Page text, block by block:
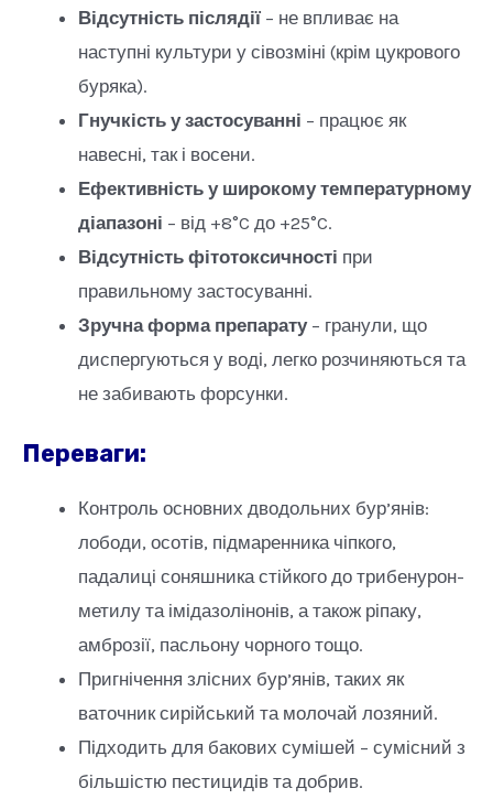
Відсутність післядії – не впливає на
наступні культури у сівозміні (крім цукрового
буряка).
Гнучкість у застосуванні – працює як
навесні, так і восени.
Ефективність у широкому температурному
діапазоні – від +8°C до +25°C.
Відсутність фітотоксичності при
правильному застосуванні.
Зручна форма препарату– гранули, що
диспергуються у воді, легко розчиняються та
не забивають форсунки.
Переваги:
Контроль основних дводольних бур’янів:
лободи, осотів, підмаренника чіпкого,
падалиці соняшника стійкого до трибенурон-
метилу та імідазолінонів, а також ріпаку,
амброзії, пасльону чорного тощо.
Пригнічення злісних бур’янів, таких як
ваточник сирійський та молочай лозяний.
Підходить для бакових сумішей – сумісний з
більшістю пестицидів та добрив.